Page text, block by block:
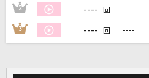
2 ---- 回 ----
3 ---- 回 ----